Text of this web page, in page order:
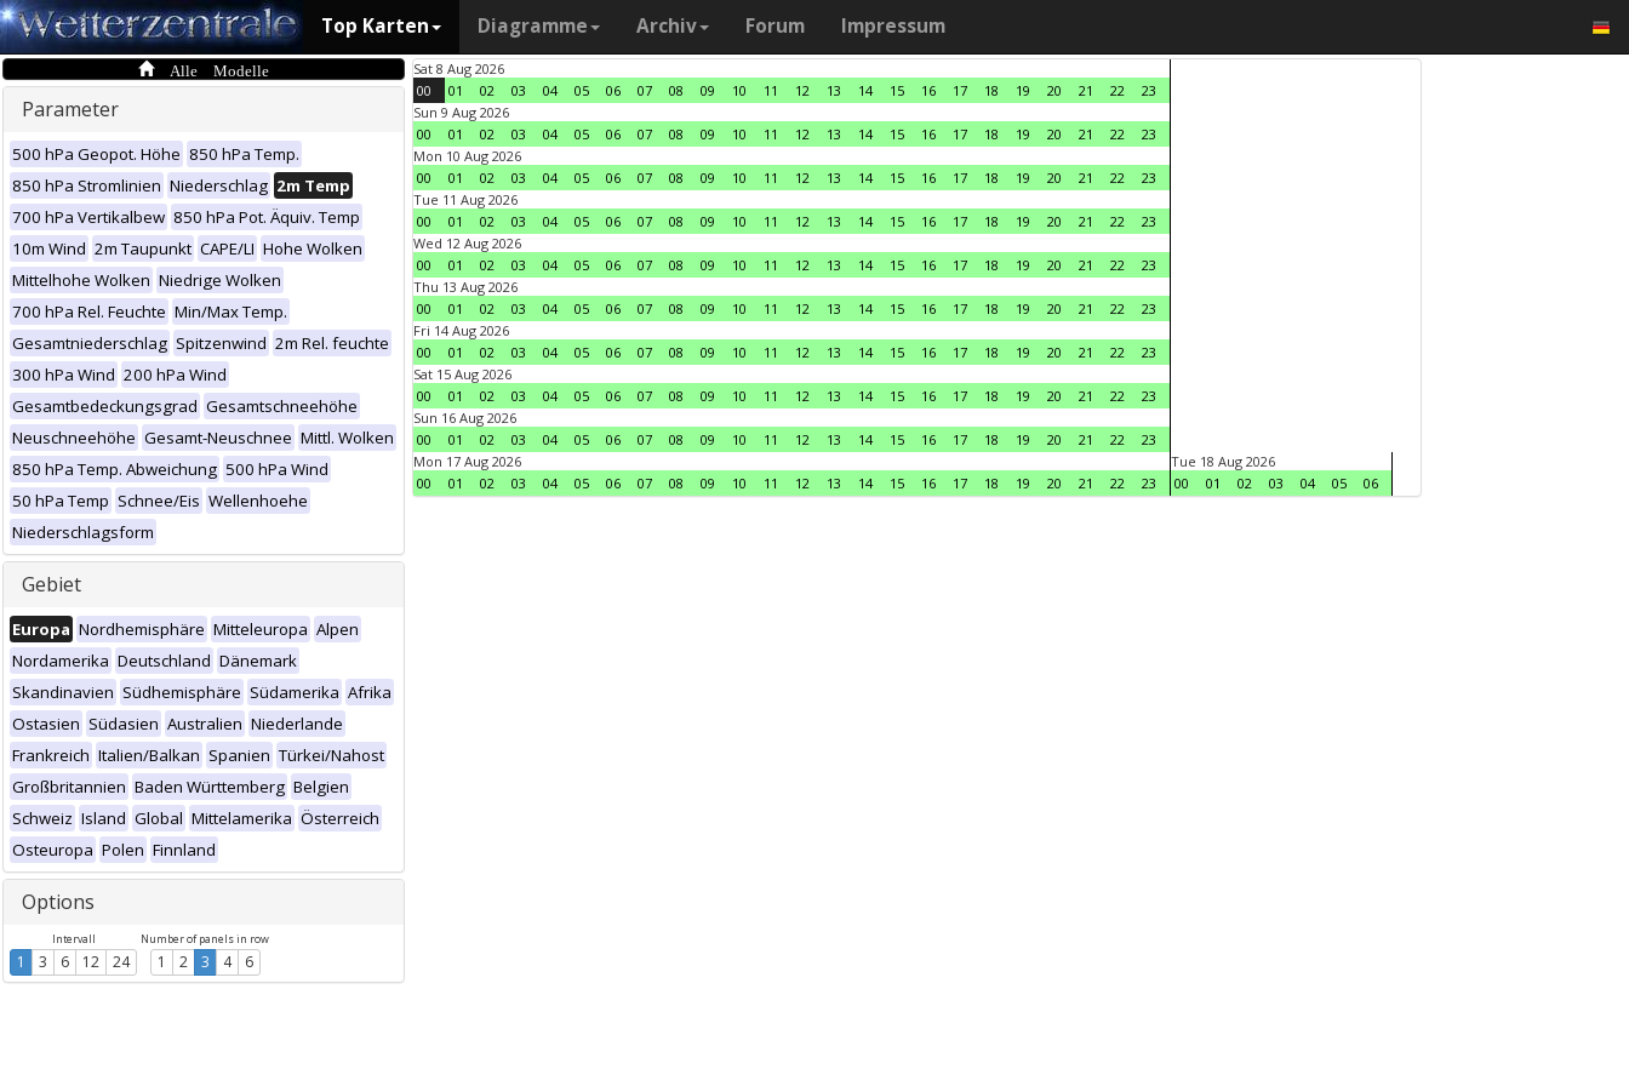
Top Karten Diagramme Archiv Forum Impressum
Alle Modelle
Parameter
500 hPa Geopot. Höhe 850 hPa Temp.
850 hPa Stromlinien Niederschlag 2m Temp
700 hPa Vertikalbew 850 hPa Pot. Äquiv. Temp
10m Wind 2m Taupunkt CAPE/LI Hohe Wolken
Mittelhohe Wolken Niedrige Wolken
700 hPa Rel. Feuchte Min/Max Temp.
Gesamtniederschlag Spitzenwind 2m Rel. feuchte
300 hPa Wind 200 hPa Wind
Gesamtbedeckungsgrad Gesamtschneehöhe
Neuschneehöhe Gesamt-Neuschnee Mittl. Wolken
850 hPa Temp. Abweichung 500 hPa Wind
50 hPa Temp Schnee/Eis Wellenhoehe
Niederschlagsform
Gebiet
Europa Nordhemisphäre Mitteleuropa Alpen
Nordamerika Deutschland Dänemark
Skandinavien Südhemisphäre Südamerika Afrika
Ostasien Südasien Australien Niederlande
Frankreich Italien/Balkan Spanien Türkei/Nahost
Großbritannien Baden Württemberg Belgien
Schweiz Island Global Mittelamerika Österreich
Osteuropa Polen Finnland
Options
Intervall
1 3 6 12 24
Number of panels in row
1 2 3 4 6
Sat 8 Aug 2026
00
01 02 03 04 05 06 07 08 09 10 11 12 13 14 15 16 17 18 19 20 21 22
23
Sun 9 Aug 2026
00
01 02 03 04 05 06 07 08 09 10 11 12 13 14 15 16 17 18 19 20 21 22
23
Mon 10 Aug 2026
00
01 02 03 04 05 06 07 08 09 10 11 12 13 14 15 16 17 18 19 20 21 22
23
Tue 11 Aug 2026
00
01 02 03 04 05 06 07 08 09 10 11 12 13 14 15 16 17 18 19 20 21 22
23
Wed 12 Aug 2026
00
01 02 03 04 05 06 07 08 09 10 11 12 13 14 15 16 17 18 19 20 21 22
23
Thu 13 Aug 2026
00
01 02 03 04 05 06 07 08 09 10 11 12 13 14 15 16 17 18 19 20 21 22
23
Fri 14 Aug 2026
00
01 02 03 04 05 06 07 08 09 10 11 12 13 14 15 16 17 18 19 20 21 22
23
Sat 15 Aug 2026
00
01 02 03 04 05 06 07 08 09 10 11 12 13 14 15 16 17 18 19 20 21 22
23
Sun 16 Aug 2026
00
01 02 03 04 05 06 07 08 09 10 11 12 13 14 15 16 17 18 19 20 21 22
23
Mon 17 Aug 2026
00
01 02 03 04 05 06 07 08 09 10 11 12 13 14 15 16 17 18 19 20 21 22 23
Tue 18 Aug 2026
00
01 02 03 04 05 06